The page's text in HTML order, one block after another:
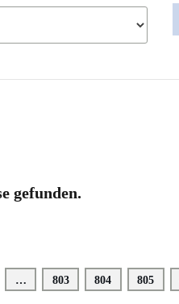
gefunden.
… Seite
803 Seite
804 Seite
805